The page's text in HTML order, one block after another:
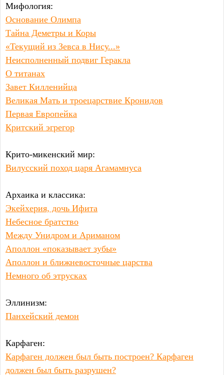
Мифология:
Основание Олимпа
Тайна Деметры и Коры
«Текущий из Зевса в Нису...»
Неисполненный подвиг Геракла
О титанах
Завет Килленийца
Великая Мать и троецарствие Кронидов
Первая Европейка
Критский эгрегор
Крито-микенский мир:
Вилусский поход царя Агамамнуса
Архаика и классика:
Экейхерия, дочь Ифита
Небесное братство
Между Унидром и Ариманом
Аполлон «показывает зубы»
Аполлон и ближневосточные царства
Немного об этрусках
Эллинизм:
Панхейский демон
Карфаген:
Карфаген должен был быть построен? Карфаген
должен был быть разрушен?